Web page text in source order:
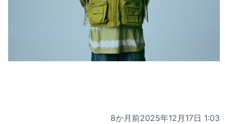
8か月前2025年12月17日 1:03